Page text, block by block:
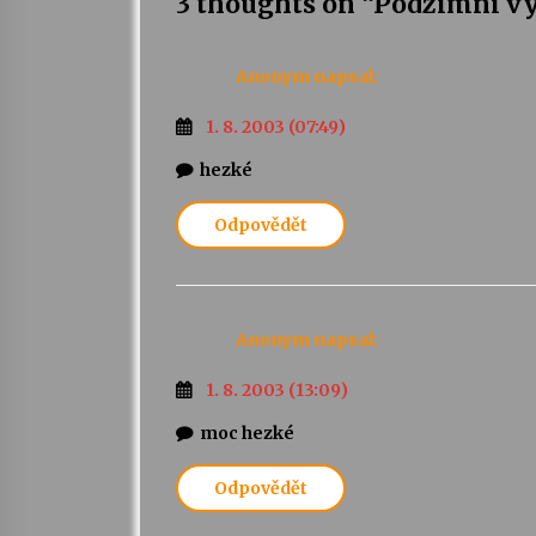
Anonym napsal:
1. 8. 2003 (07:49)
hezké
Odpovědět
Anonym napsal:
1. 8. 2003 (13:09)
moc hezké
Odpovědět